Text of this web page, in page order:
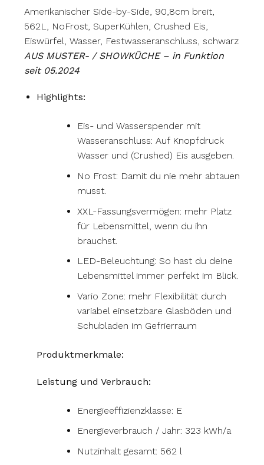
Amerikanischer Side-by-Side, 90,8cm breit,
562L, NoFrost, SuperKühlen, Crushed Eis,
Eiswürfel, Wasser, Festwasseranschluss, schwarz
AUS MUSTER- / SHOWKÜCHE – in Funktion
seit 05.2024
Highlights:
Eis- und Wasserspender mit
Wasseranschluss: Auf Knopfdruck
Wasser und (Crushed) Eis ausgeben.
No Frost: Damit du nie mehr abtauen
musst.
XXL-Fassungsvermögen: mehr Platz
für Lebensmittel, wenn du ihn
brauchst.
LED-Beleuchtung: So hast du deine
Lebensmittel immer perfekt im Blick.
Vario Zone: mehr Flexibilität durch
variabel einsetzbare Glasböden und
Schubladen im Gefrierraum
Produktmerkmale:
Leistung und Verbrauch:
Energieeffizienzklasse: E
Energieverbrauch / Jahr: 323 kWh/a
Nutzinhalt gesamt: 562 l